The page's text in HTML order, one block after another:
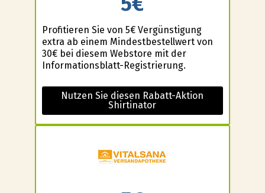
Profitieren Sie von 5€ Vergünstigung
extra ab einem Mindestbestellwert von
30€ bei diesem Webstore mit der
Informationsblatt-Registrierung.
Nutzen Sie diesen Rabatt-Aktion
Shirtinator